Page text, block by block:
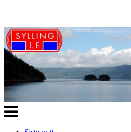
Veksle
navigasjon